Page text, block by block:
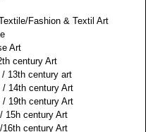
Fashion & Textil Art
Art
century Art
13th century art
14th century Art
19th century Art
15h century Art
century Art